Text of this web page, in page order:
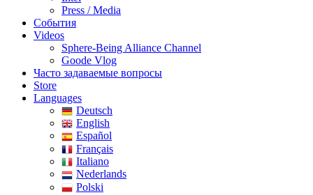
Press / Media
События
Videos
Sphere-Being Alliance Channel
Goode Vlog
Часто задаваемые вопросы
Store
Languages
Deutsch
English
Español
Français
Italiano
Nederlands
Polski